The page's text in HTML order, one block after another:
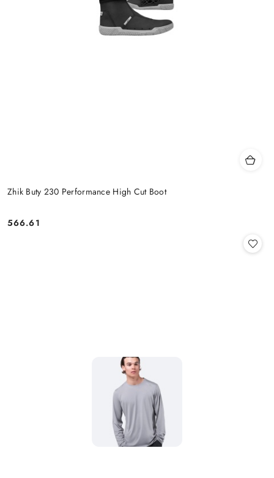
Zhik Buty 230 Performance High Cut Boot
Cena:
566.61